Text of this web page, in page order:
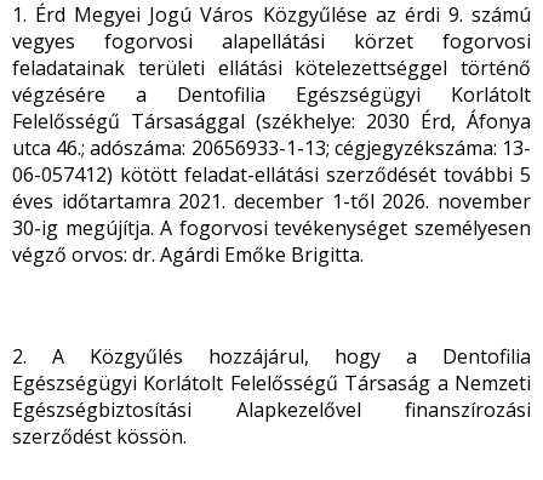
1. Érd Megyei Jogú Város Közgyűlése az érdi 9. számú
vegyes fogorvosi alapellátási körzet fogorvosi
feladatainak területi ellátási kötelezettséggel történő
végzésére a Dentofilia Egészségügyi Korlátolt
Felelősségű Társasággal (székhelye: 2030 Érd, Áfonya
utca 46.; adószáma: 20656933-1-13; cégjegyzékszáma: 13-
06-057412) kötött feladat-ellátási szerződését további 5
éves időtartamra 2021. december 1-től 2026. november
30-ig megújítja. A fogorvosi tevékenységet személyesen
végző orvos: dr. Agárdi Emőke Brigitta.
2. A Közgyűlés hozzájárul, hogy a Dentofilia
Egészségügyi Korlátolt Felelősségű Társaság a Nemzeti
Egészségbiztosítási Alapkezelővel finanszírozási
szerződést kössön.